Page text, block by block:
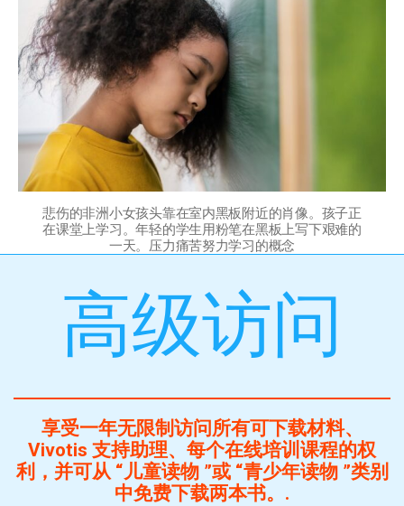
悲伤的非洲小女孩头靠在室内黑板附近的肖像。孩子正
在课堂上学习。年轻的学生用粉笔在黑板上写下艰难的
一天。压力痛苦努力学习的概念
高级访问
享受一年无限制访问所有可下载材料、
Vivotis 支持助理、每个在线培训课程的权
利，并可从 “儿童读物 ”或 “青少年读物 ”类别
中免费下载两本书。.